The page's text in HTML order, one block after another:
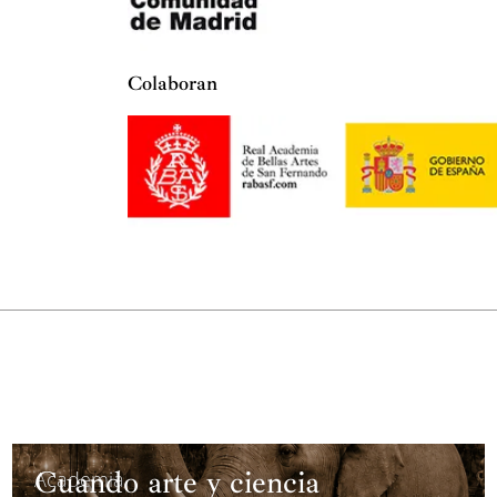
Colaboran
Academia
Cuando arte y ciencia